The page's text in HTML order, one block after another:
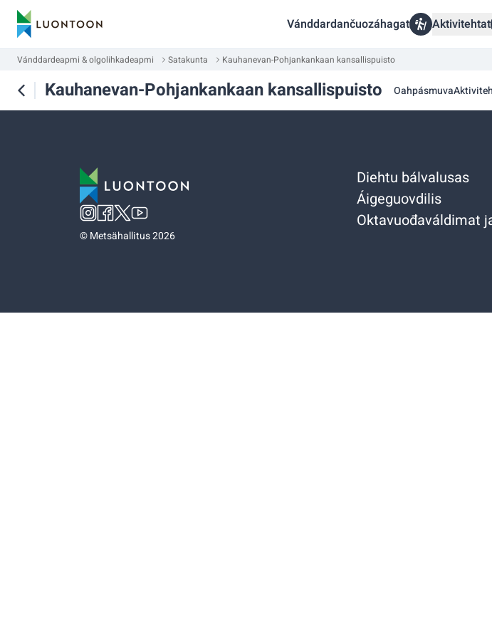
Vánddardančuozáhagat Aktivitehtat
Vánddardeapmi & olgolihkadeapmi Satakunta Kauhanevan-Pohjankankaan kansallispuisto
Kauhanevan-Pohjankankaan kansallispuisto Oahpásmuva
©Metsähallitus 2026
Diehtu bálvalusas
Áigeguovdilis
Oktavuođaváldimat